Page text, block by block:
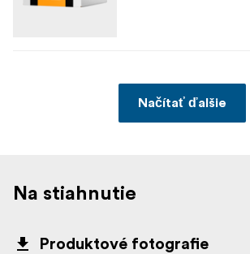
Načítať ďalšie
Na stiahnutie
Produktové fotografie